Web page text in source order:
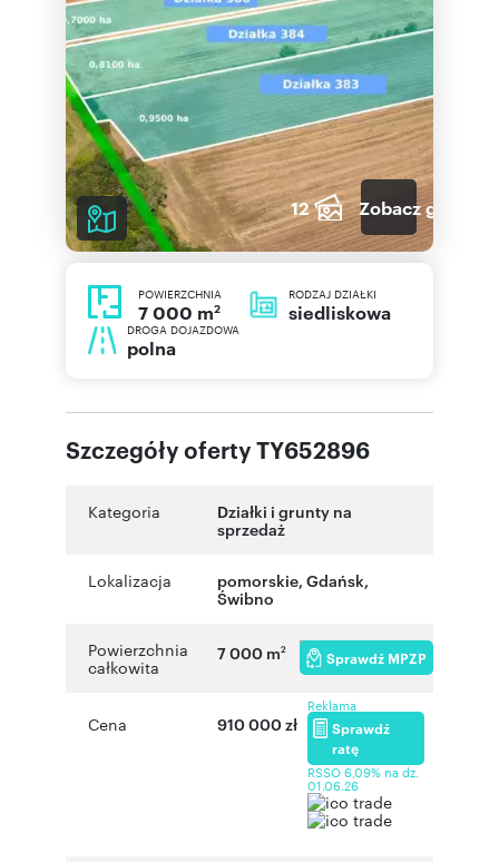
12 Zobacz galerię
POWIERZCHNIA
7 000 m2
RODZAJ DZIAŁKI
siedliskowa
DROGA DOJAZDOWA
polna
Szczegóły oferty TY652896
Kategoria
Działki i grunty na
sprzedaż
Lokalizacja pomorskie, Gdańsk,
Świbno
Powierzchnia
całkowita
7 000 m2 Sprawdź MPZP
Cena 910 000 zł
Reklama
Sprawdź
ratę
RSSO 6,09% na dz.
01.06.26